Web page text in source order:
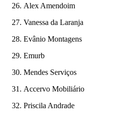
Alex Amendoim
Vanessa da Laranja
Evânio Montagens
Emurb
Mendes Serviços
Accervo Mobiliário
Priscila Andrade